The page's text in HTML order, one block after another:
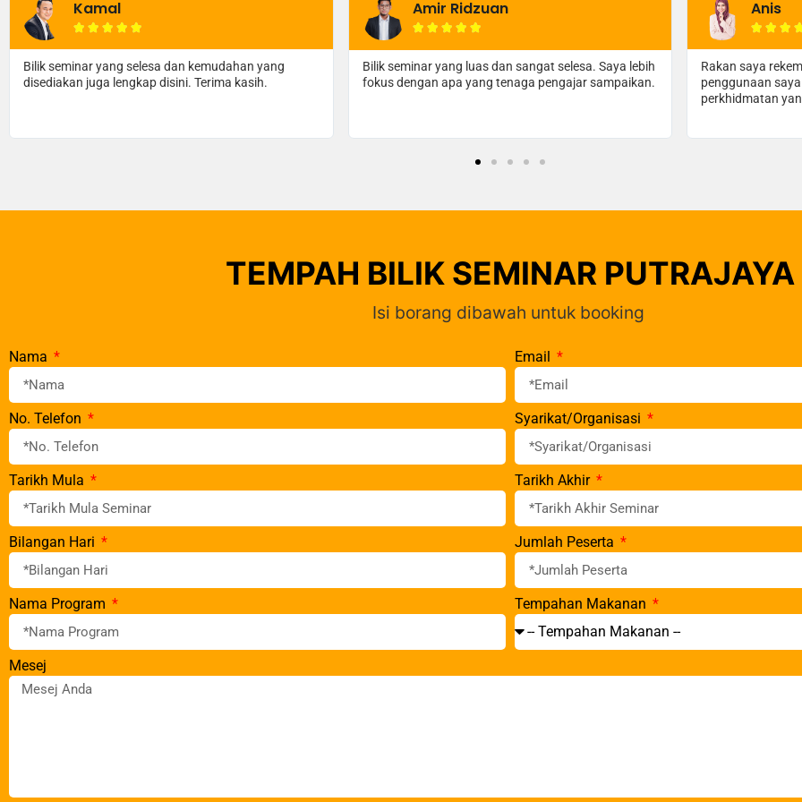
Amir Ridzuan
    
Bilik seminar yang luas dan sangat selesa. Saya lebih
fokus dengan apa yang tenaga pengajar sampaikan.
Anis
    
Rakan saya rekemen bilik seminar ni dan sepanjang
penggunaan saya memang puas hati dengan
Nurul
  
Bilik yang selesa
berbaloi dengan
TEMPAH BILIK SEMINAR PUTRAJAYA
Isi borang dibawah untuk booking
Nama Email
No. Telefon Syarikat/Organisasi
Tarikh Mula Tarikh Akhir
Bilangan Hari Jumlah Peserta
Nama Program Tempahan Makanan
Mesej